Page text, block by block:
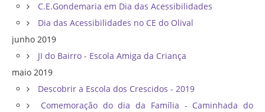
C.E.Gondemaria em Dia das Acessibilidades
Dia das Acessibilidades no CE do Olival
junho 2019
JI do Bairro - Escola Amiga da Criança
maio 2019
Descobrir a Escola dos Crescidos - 2019
Comemoração do dia da Família - Caminhada do